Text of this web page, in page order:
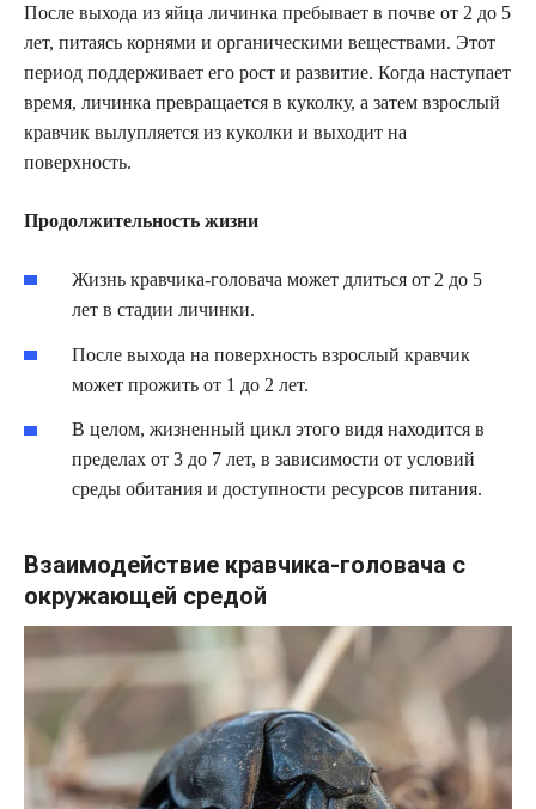
После выхода из яйца личинка пребывает в почве от 2 до 5
лет, питаясь корнями и органическими веществами. Этот
период поддерживает его рост и развитие. Когда наступает
время, личинка превращается в куколку, а затем взрослый
кравчик вылупляется из куколки и выходит на
поверхность.
Продолжительность жизни
Жизнь кравчика-головача может длиться от 2 до 5
лет в стадии личинки.
После выхода на поверхность взрослый кравчик
может прожить от 1 до 2 лет.
В целом, жизненный цикл этого видя находится в
пределах от 3 до 7 лет, в зависимости от условий
среды обитания и доступности ресурсов питания.
Взаимодействие кравчика-головача с
окружающей средой